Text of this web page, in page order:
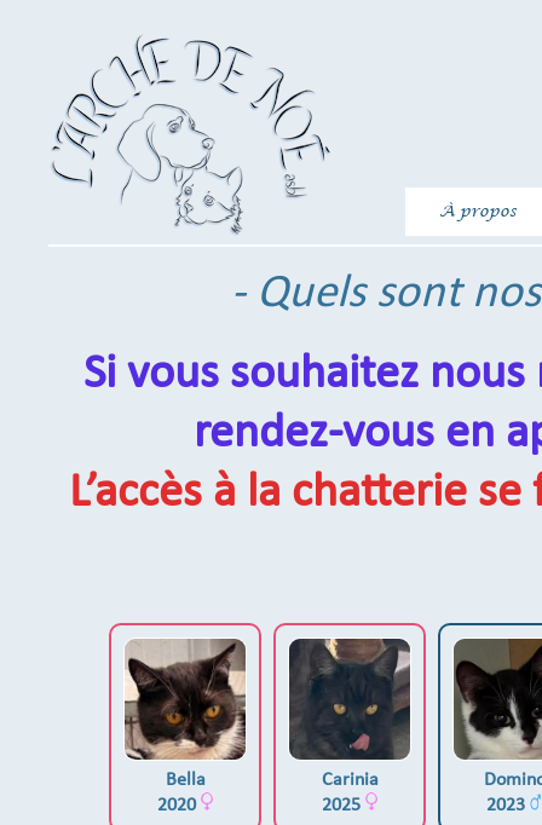
À propos
- Quels sont
Si vous souhaitez
rendez-vous en
L’accès à la chatterie
Bella
2020
Carinia
2025
2023